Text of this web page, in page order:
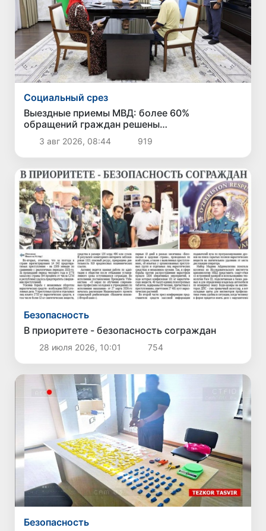
Социальный срез
Выездные приемы МВД: более 60%
обращений граждан решены
непосредственно в ходе приема
3 авг 2026, 08:44 919
Безопасность
В приоритете - безопасность сограждан
28 июля 2026, 10:01 754
Безопасность